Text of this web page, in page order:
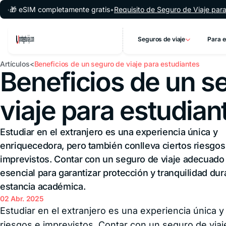
Saltar al contenido
completamente gratis•Requisito de Seguro de Viaje para Argentina
Seguros de viaje
Asistencia al
viajero en el
extranjero
Seguro de
viaje anual
multiviaje
Seguro de
viaje barato
Seguro de
Seguro de
viaje médico
Para
de
en
Un
te
Artículos Beneficios de un seguro de viaje para estudiantes
Beneficios de un
viaje para
Estudiar en el extranjero es una experiencia única y
enriquecedora, pero también conlleva ciertos
imprevistos. Contar con un seguro de viaje adecuado
esencial para garantizar protección y tranquilidad
estancia académica.
02 Abr. 2025
Estudiar en el extranjero es una experiencia única